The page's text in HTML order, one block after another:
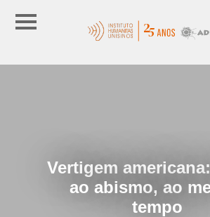
Vertigem
ao abismo, ao
tempo